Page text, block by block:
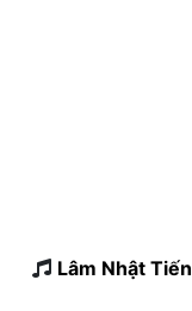
Lâm Nhật Tiến